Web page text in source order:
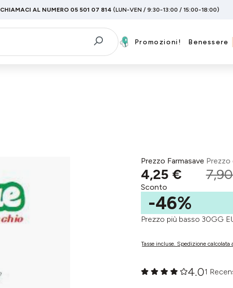
CHIAMACI AL NUMERO 05 501 07 814 (LUN-VEN / 9:30-13:00 / 15:00-18:00)
Promozioni! Benessere
Prezzo Farmasave
4,25 €
Prezzo
Sconto
-46%
Prezzo più basso 30GG
Tasse incluse. Spedizione calcolata
4.01